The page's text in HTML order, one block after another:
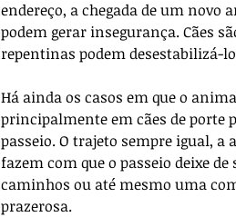
endereço, a chegada de um novo
podem gerar insegurança. Cães
repentinas podem desestabilizá-
Há ainda os casos em que o
principalmente em cães de porte
passeio. O trajeto sempre igual, a
fazem com que o passeio deixe
caminhos ou até mesmo uma
prazerosa.